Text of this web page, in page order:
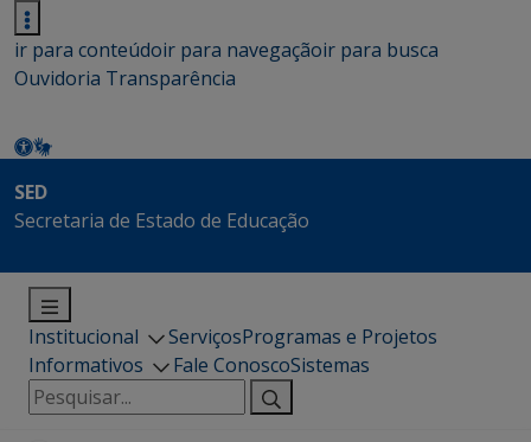
ir para conteúdoir para navegaçãoir para busca
Ouvidoria Transparência
SED
Secretaria de Estado de Educação
Institucional ServiçosProgramas e Projetos
Informativos
Fale ConoscoSistemas
Pesquisar
por: